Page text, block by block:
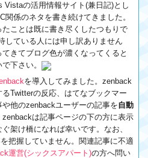
Vistaの活用情報サイト(兼日記)とし
係のネタを書き続けてきました。
ことは既に書き尽くしたつもりで
している人には申し訳ありません
きてブログ色が濃くなってくると
下さい。
を導入してみました。zenback
Twitterの反応、はてなブックマー
他のzenbackユーザーの記事を自動
は記事ページの下の方に表示
架け橋になれば幸いです。なお、
把握していません。関連記事に不適
運営(シックスアパート)の方へ問い